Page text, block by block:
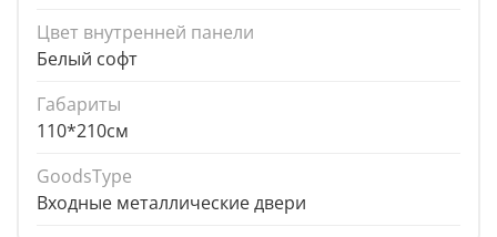
Цвет внутренней панели
Белый софт
Габариты
110*210см
GoodsType
Входные металлические двери